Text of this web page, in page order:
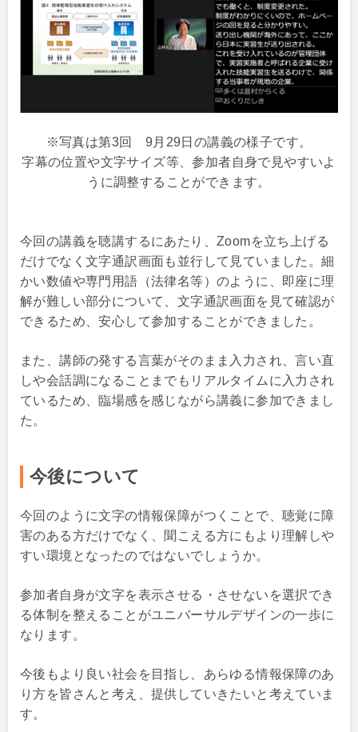
※写真は第3回 9月29日の講義の様子です。
字幕の位置や文字サイズ等、参加者自身で見やすいよ
うに調整することができます。
今回の講義を聴講するにあたり、Zoomを立ち上げる
だけでなく文字通訳画面も並行して見ていました。細
かい数値や専門用語（法律名等）のように、即座に理
解が難しい部分について、文字通訳画面を見て確認が
できるため、安心して参加することができました。
また、講師の発する言葉がそのまま入力され、言い直
しや会話調になることまでもリアルタイムに入力され
ているため、臨場感を感じながら講義に参加できまし
た。
今後について
今回のように文字の情報保障がつくことで、聴覚に障
害のある方だけでなく、聞こえる方にもより理解しや
すい環境となったのではないでしょうか。
参加者自身が文字を表示させる・させないを選択でき
る体制を整えることがユニバーサルデザインの一歩に
なります。
今後もより良い社会を目指し、あらゆる情報保障のあ
り方を皆さんと考え、提供していきたいと考えていま
す。